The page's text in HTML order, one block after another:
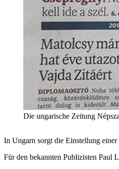
Die ungarische Zeitung
In Ungarn sorgt die Einstellung
Für den bekannten Publizisten Paul